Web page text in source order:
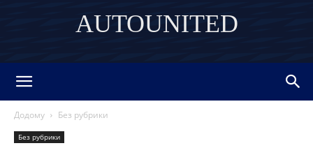
AUTOUNITED
Додому Без рубрики
Без рубрики